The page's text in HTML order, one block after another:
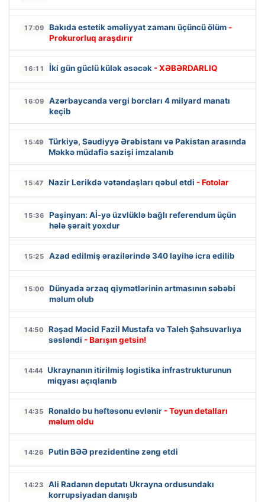
17:09 Bakıda estetik əməliyyat zamanı üçüncü ölüm -
Prokurorluq araşdırır
16:11 İki gün güclü külək əsəcək - XƏBƏRDARLIQ
16:09
Azərbaycanda vergi borcları 4 milyard manatı
keçib
15:49
Türkiyə, Səudiyyə Ərəbistanı və Pakistan arasında
Məkkə müdafiə sazişi imzalanıb
15:47 Nazir Lerikdə vətəndaşları qəbul etdi - Fotolar
15:36
Paşinyan: Aİ-yə üzvlüklə bağlı referendum üçün
hələ şərait yoxdur
15:25 Azad edilmiş ərazilərində 340 layihə icra edilib
15:00
Dünyada ərzaq qiymətlərinin artmasının səbəbi
məlum olub
14:50
Rəşad Məcid Fazil Mustafa və Taleh Şahsuvarlıya
səsləndi - Barışın getsin!
14:44 Ukraynanın itirilmiş logistika infrastrukturunun
miqyası açıqlanıb
14:35 Ronaldo bu həftəsonu evlənir - Toyun detalları
məlum oldu
14:26 Putin BƏƏ prezidentinə zəng etdi
14:23
Ali Radanın deputatı Ukrayna ordusundakı
korrupsiyadan danışıb